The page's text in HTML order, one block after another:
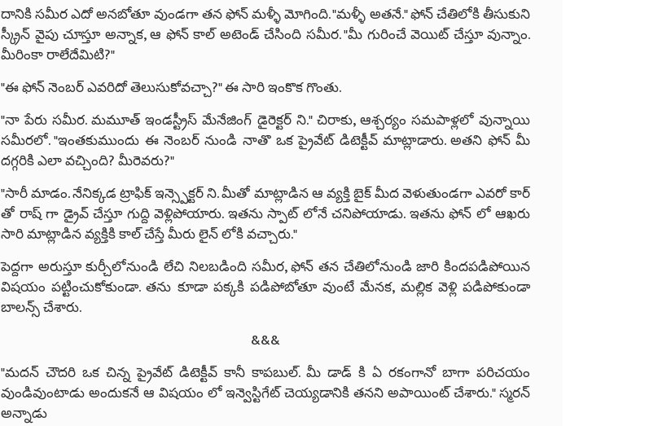
దానికి సమీర ఎదో అనబోతూ వుండగా తన ఫోన్ మళ్ళీ మోగింది. "మళ్ళీ అతనే." ఫోన్ చేతిలోకి తీసుకుని
స్క్రీన్ వైపు చూస్తూ అన్నాక, ఆ ఫోన్ కాల్ అటెండ్ చేసింది సమీర. "మీ గురించే వెయిట్ చేస్తూ వున్నాం.
మీరింకా రాలేదేమిటి?"
"ఈ ఫోన్ నెంబర్ ఎవరిదో తెలుసుకోవచ్చా?" ఈ సారి ఇంకొక గొంతు.
"నా పేరు సమీర. మమూత్ ఇండస్ట్రీస్ మేనేజింగ్ డైరెక్టర్ ని." చిరాకు, ఆశ్చర్యం సమపాళ్లలో వున్నాయి
సమీరలో. "ఇంతకుముందు ఈ నెంబర్ నుండి నాతొ ఒక ప్రైవేట్ డిటెక్టీవ్ మాట్లాడారు. అతని ఫోన్ మీ
దగ్గరికి ఎలా వచ్చింది? మీరెవరు?"
"సారీ మాడం. నేనిక్కడ ట్రాఫిక్ ఇన్స్పెక్టర్ ని. మీతో మాట్లాడిన ఆ వ్యక్తి బైక్ మీద వెళుతుండగా ఎవరో కార్
తో రాష్ గా డ్రైవ్ చేస్తూ గుద్ది వెళ్లిపోయారు. ఇతను స్పాట్ లోనే చనిపోయాడు. ఇతను ఫోన్ లో ఆఖరు
సారి మాట్లాడిన వ్యక్తికి కాల్ చేస్తే మీరు లైన్ లోకి వచ్చారు."
పెద్దగా అరుస్తూ కుర్చీలోనుండి లేచి నిలబడింది సమీర, ఫోన్ తన చేతిలోనుండి జారి కిందపడిపోయిన
విషయం పట్టించుకోకుండా. తను కూడా పక్కకి పడిపోబోతూ వుంటే మేనక, మల్లిక వెళ్లి పడిపోకుండా
బాలన్స్ చేశారు.
&&&
"మదన్ చౌదరి ఒక చిన్న ప్రైవేట్ డిటెక్టీవ్ కానీ కాపబుల్. మీ డాడ్ కి ఏ రకంగానో బాగా పరిచయం
వుండివుంటాడు అందుకనే ఆ విషయం లో ఇన్వెస్టిగేట్ చెయ్యడానికి తనని అపాయింట్ చేశారు." స్మరన్
అన్నాడు